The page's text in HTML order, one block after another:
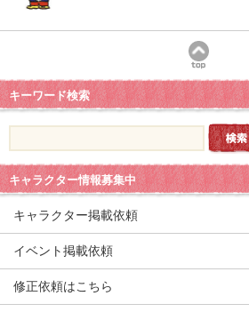
キーワード検索
キャラクター情報募集中
キャラクター掲載依頼
イベント掲載依頼
修正依頼はこちら